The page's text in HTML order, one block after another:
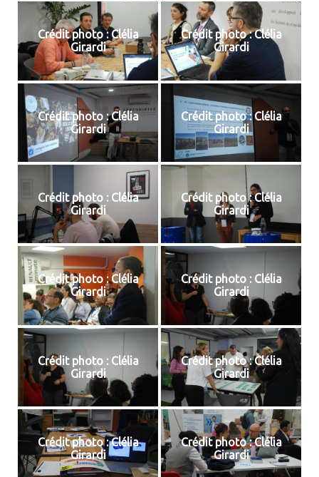
Crédit photo : Clélia
Girardi
Crédit photo : Clélia
Girardi
Crédit photo : Clélia
Girardi
Crédit photo : Clélia
Girardi
Crédit photo : Clélia
Girardi
Crédit photo : Clélia
Girardi
Crédit photo : Clélia
Girardi
Crédit photo : Clélia
Girardi
Crédit photo : Clélia
Girardi
Crédit photo : Clélia
Girardi
Crédit photo : Clélia
Girardi
Crédit photo : Clélia
Girardi